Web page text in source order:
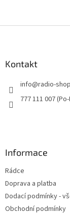
Kontakt
info@radio-
777 111 007
Informace
Rádce
Doprava a platba
Dodací podmínky -
Obchodní podmínky